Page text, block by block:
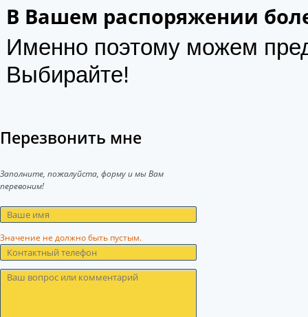
В Вашем распоряжении
Именно поэтому можем
Выбирайте!
Перезвонить мне
Заполните, пожалуйста, форму и мы Вам
перевоним!
Значение не должно быть пустым.